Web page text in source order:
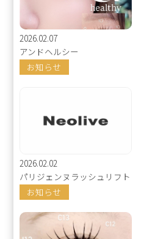
2026.02.07
アンドヘルシー
お知らせ
2026.02.02
パリジェンヌラッシュリフト
お知らせ